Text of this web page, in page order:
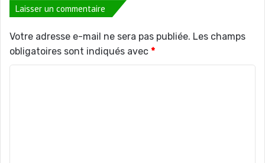
Laisser un commentaire
Votre adresse e-mail ne sera pas publiée. Les champs
obligatoires sont indiqués avec *